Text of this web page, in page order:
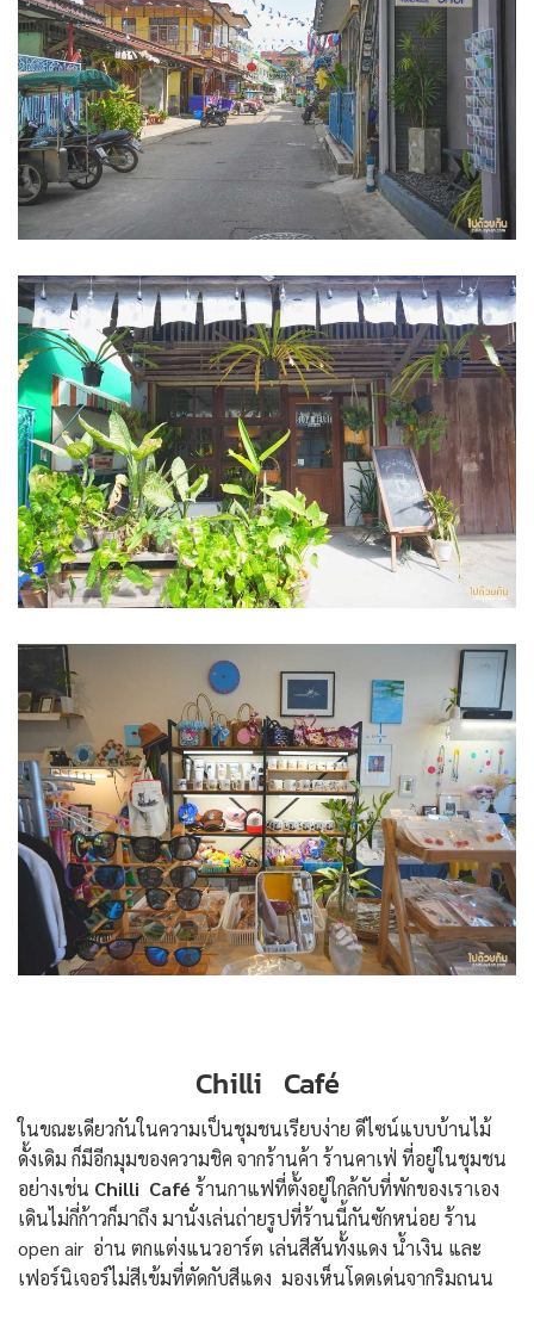
Chilli Café
ในขณะเดียวกันในความเป็นชุมชนเรียบง่าย ดีไซน์แบบบ้านไม้
ดั้งเดิม ก็มีอีกมุมของความชิค จากร้านค้า ร้านคาเฟ่ ที่อยู่ในชุมชน
อย่างเช่น Chilli Café ร้านกาแฟที่ตั้งอยู่ใกล้กับที่พักของเราเอง
เดินไม่กี่ก้าวก็มาถึง มานั่งเล่นถ่ายรูปที่ร้านนี้กันซักหน่อย ร้าน
open air อ่าน ตกแต่งแนวอาร์ต เล่นสีสันทั้งแดง น้ำเงิน และ
เฟอร์นิเจอร์ไม่สีเข้มที่ตัดกับสีแดง มองเห็นโดดเด่นจากริมถนน